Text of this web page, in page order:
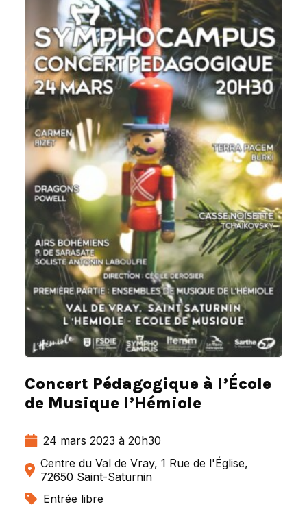
Concert Pédagogique à l’École
de Musique l’Hémiole
24 mars 2023 à 20h30
Centre du Val de Vray, 1 Rue de l'Église,
72650 Saint-Saturnin
Entrée libre